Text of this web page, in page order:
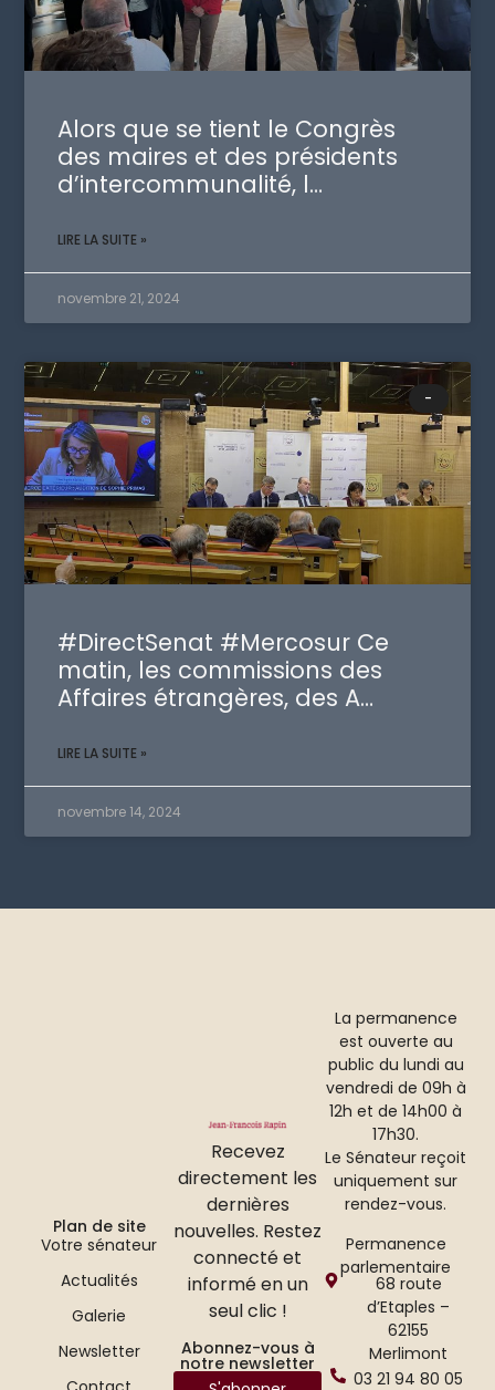
Alors que se tient le Congrès
des maires et des présidents
d’intercommunalité, l…
LIRE LA SUITE »
novembre 21, 2024
-
#DirectSenat #Mercosur Ce
matin, les commissions des
Affaires étrangères, des A…
LIRE LA SUITE »
novembre 14, 2024
Recevez
directement les
dernières
nouvelles. Restez
connecté et
informé en un
seul clic !
Abonnez-vous à
notre newsletter
La permanence
est ouverte au
public du lundi au
vendredi de 09h à
12h et de 14h00 à
17h30.
Le Sénateur reçoit
uniquement sur
rendez-vous.
Permanence
parlementaire
68 route
d’Etaples –
62155
Merlimont
03 21 94 80 05
Plan de site
Votre sénateur
Actualités
Galerie
Newsletter